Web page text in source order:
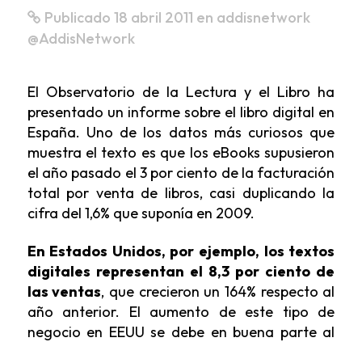
Publicado 18 abril 2011 en addisnetwork
@AddisNetwork
El Observatorio de la Lectura y el Libro ha
presentado un informe sobre el libro digital en
España. Uno de los datos más curiosos que
muestra el texto es que los eBooks supusieron
el año pasado el 3 por ciento de la facturación
total por venta de libros, casi duplicando la
cifra del 1,6% que suponía en 2009.
En Estados Unidos, por ejemplo, los textos
digitales representan el 8,3 por ciento de
las ventas, que crecieron un 164% respecto al
año anterior. El aumento de este tipo de
negocio en EEUU se debe en buena parte al